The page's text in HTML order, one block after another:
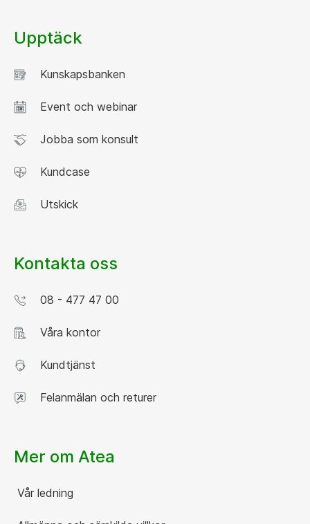
Upptäck
Kunskapsbanken
Event och webinar
Jobba som konsult
Kundcase
Utskick
Kontakta oss
08 - 477 47 00
Våra kontor
Kundtjänst
Felanmälan och returer
Mer om Atea
Vår ledning